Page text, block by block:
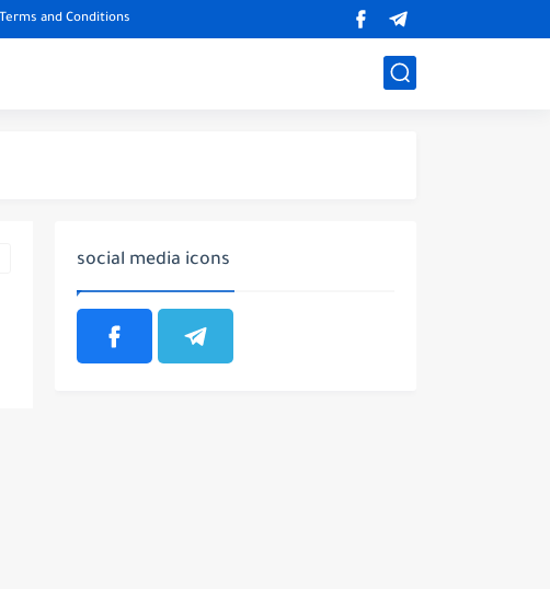
Terms and Conditions
social media icons